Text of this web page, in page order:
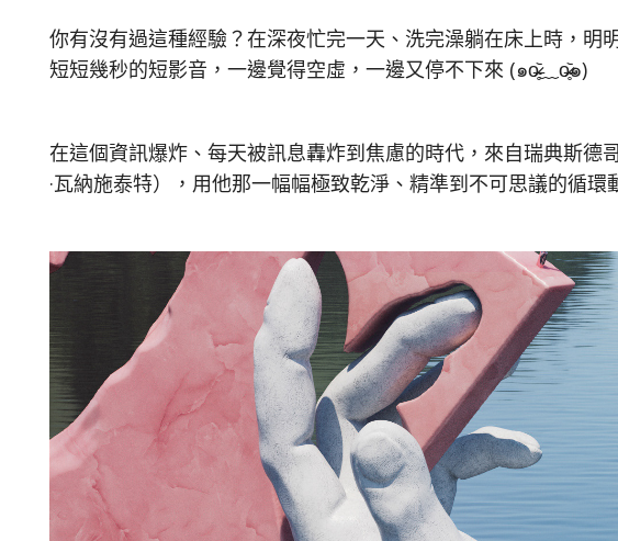
你有沒有過這種經驗？在深夜忙完一天、洗完澡躺在床上時，
短短幾秒的短影音，一邊覺得空虛，一邊又停不下來 (๑o̴̶̷̥᷅﹏o̴̶̷̥᷅๑)
在這個資訊爆炸、每天被訊息轟炸到焦慮的時代，來自瑞典斯德
·瓦納施泰特），用他那一幅幅極致乾淨、精準到不可思議的循環